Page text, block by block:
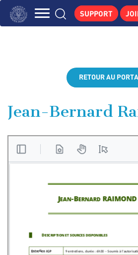
Skip
CENTRE DE
NEWS
SUPPORT
RETOUR AU
Jean-Bernard
Cookies management panel